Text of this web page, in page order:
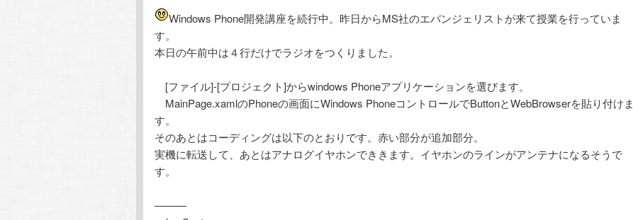
テ
ン
ツ
移
ン
ツ
へ
動
Windows Phone開発講座を続行中。昨日からMS社のエバンジェリストが来て授業を行っていま
す。
本日の午前中は４行だけでラジオをつくりました。
[ファイル]-[プロジェクト]からwindows Phoneアプリケーションを選びます。
MainPage.xamlのPhoneの画面にWindows PhoneコントロールでButtonとWebBrowserを貼り付けま
す。
そのあとはコーディングは以下のとおりです。赤い部分が追加部分。
実機に転送して、あとはアナログイヤホンでききます。イヤホンのラインがアンテナになるそうで
す。
———